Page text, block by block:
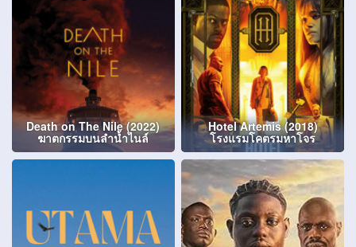
Death on The Nile (2022)
ฆาตกรรมบนลำน้ำไนล์
Hotel Artemis (2018)
โรงแรมโคตรมหาโจร